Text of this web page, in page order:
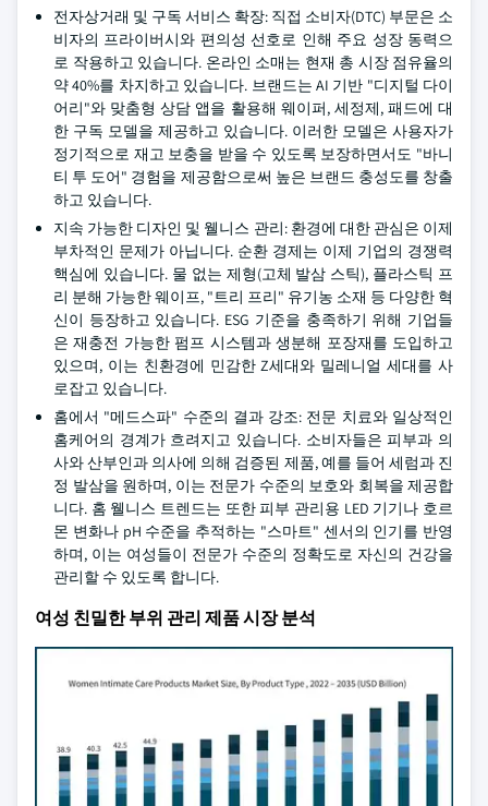
전자상거래 및 구독 서비스 확장: 직접 소비자(DTC) 부문은 소
비자의 프라이버시와 편의성 선호로 인해 주요 성장 동력으
로 작용하고 있습니다. 온라인 소매는 현재 총 시장 점유율의
약 40%를 차지하고 있습니다. 브랜드는 AI 기반 "디지털 다이
어리"와 맞춤형 상담 앱을 활용해 웨이퍼, 세정제, 패드에 대
한 구독 모델을 제공하고 있습니다. 이러한 모델은 사용자가
정기적으로 재고 보충을 받을 수 있도록 보장하면서도 "바니
티 투 도어" 경험을 제공함으로써 높은 브랜드 충성도를 창출
하고 있습니다.
지속 가능한 디자인 및 웰니스 관리: 환경에 대한 관심은 이제
부차적인 문제가 아닙니다. 순환 경제는 이제 기업의 경쟁력
핵심에 있습니다. 물 없는 제형(고체 발삼 스틱), 플라스틱 프
리 분해 가능한 웨이프, "트리 프리" 유기농 소재 등 다양한 혁
신이 등장하고 있습니다. ESG 기준을 충족하기 위해 기업들
은 재충전 가능한 펌프 시스템과 생분해 포장재를 도입하고
있으며, 이는 친환경에 민감한 Z세대와 밀레니얼 세대를 사
로잡고 있습니다.
홈에서 "메드스파" 수준의 결과 강조: 전문 치료와 일상적인
홈케어의 경계가 흐려지고 있습니다. 소비자들은 피부과 의
사와 산부인과 의사에 의해 검증된 제품, 예를 들어 세럼과 진
정 발삼을 원하며, 이는 전문가 수준의 보호와 회복을 제공합
니다. 홈 웰니스 트렌드는 또한 피부 관리용 LED 기기나 호르
몬 변화나 pH 수준을 추적하는 "스마트" 센서의 인기를 반영
하며, 이는 여성들이 전문가 수준의 정확도로 자신의 건강을
관리할 수 있도록 합니다.
여성 친밀한 부위 관리 제품 시장 분석